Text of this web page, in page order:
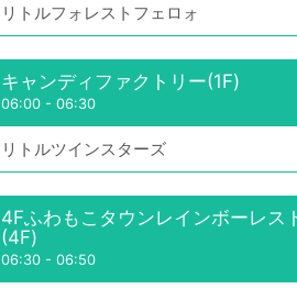
リトルフォレストフェロォ
キャンディファクトリー(1F)
06:00 - 06:30
リトルツインスターズ
4Fふわもこタウンレインボーレス
(4F)
06:30 - 06:50